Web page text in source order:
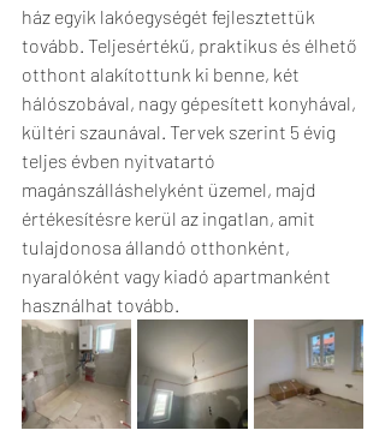
ház egyik lakóegységét fejlesztettük
tovább. Teljesértékű, praktikus és élhető
otthont alakítottunk ki benne, két
hálószobával, nagy gépesített konyhával,
kültéri szaunával. Tervek szerint 5 évig
teljes évben nyitvatartó
magánszálláshelyként üzemel, majd
értékesítésre kerül az ingatlan, amit
tulajdonosa állandó otthonként,
nyaralóként vagy kiadó apartmanként
használhat tovább.